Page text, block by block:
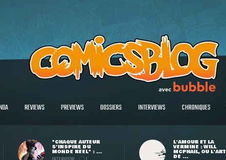
REVIEWS PREVIEWS DOSSIERS INTERVIEWS CHRONIQUES
"CHAQUE AUTEUR
S'INSPIRE DU
MONDE RÉEL" : ...
L'AMOUR ET LA
VERMINE : WILL
MCPHAIL, OU L'ART
DE ...